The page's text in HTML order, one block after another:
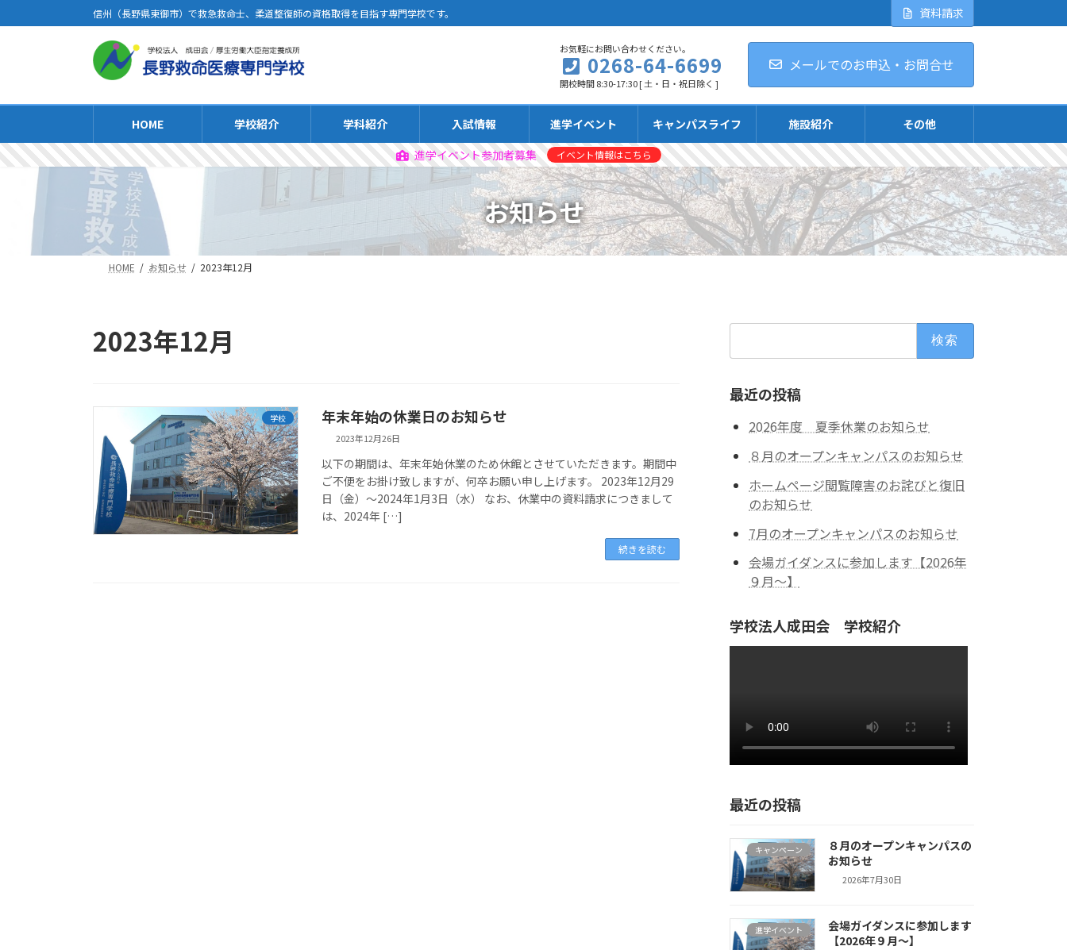
信州（長野県東御市）で救急救命士、柔道整復師の資格取得を目指す専門学校です。 資料請求
お気軽にお問い合わせください。
0268-64-6699
開校時間 8:30-17:30 [ 土・日・祝日除く ]
メールでのお申込・お問合せ
HOME 学校紹介 学科紹介 入試情報 進学イベント キャンパスライフ 施設紹介
その他
進学イベント参加者募集
イベント情報はこちら
お知らせ
HOME お知らせ 2023年12月
2023年12月
学校 年末年始の休業日のお知らせ
2023年12月26日
以下の期間は、年末年始休業のため休館とさせていただきます。期間中
ご不便をお掛け致しますが、何卒お願い申し上げます。 2023年12月29
日（金）～2024年1月3日（水） なお、休業中の資料請求につきまして
は、2024年 […]
続きを読む
最近の投稿
2026年度 夏季休業のお知らせ
８月のオープンキャンパスのお知らせ
ホームページ閲覧障害のお詫びと復旧
のお知らせ
7月のオープンキャンパスのお知らせ
会場ガイダンスに参加します【2026年
９月～】
学校法人成田会 学校紹介
最近の投稿
キャンペーン
８月のオープンキャンパスの
お知らせ
2026年7月30日
進学イベント
会場ガイダンスに参加します
【2026年９月～】